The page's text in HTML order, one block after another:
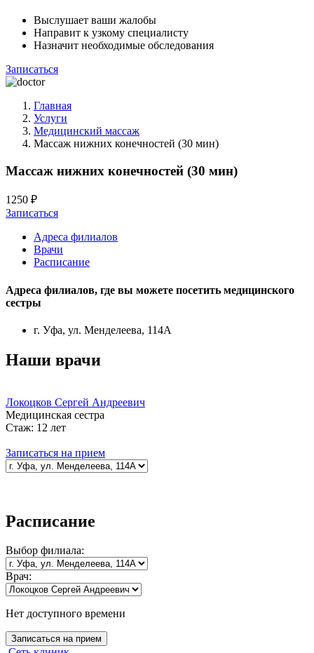
Выслушает ваши жалобы
Направит к узкому специалисту
Назначит необходимые обследования
Записаться
Главная
Услуги
Медицинский массаж
Массаж нижних конечностей (30 мин)
Массаж нижних конечностей (30 мин)
1250 ₽
Записаться
Адреса филиалов
Врачи
Расписание
Адреса филиалов, где вы можете посетить медицинского
сестры
г. Уфа, ул. Менделеева, 114А
Наши врачи
Локоцков Сергей Андреевич
Медицинская сестра
Стаж: 12 лет
Записаться на прием
Расписание
Выбор филиала:
Врач:
Нет доступного времени
Записаться на прием